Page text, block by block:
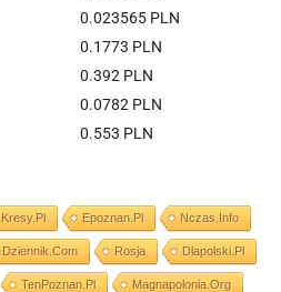
0.023565 PLN
0.1773 PLN
0.392 PLN
0.0782 PLN
0.553 PLN
Kresy.pl Epoznan.pl Nczas.info
Dziennik.com Rosja Dlapolski.pl
TenPoznan.pl Magnapolonia.org